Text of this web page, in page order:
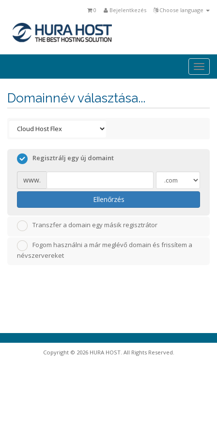
Choose language
Bejelentkezés
0
Domainnév választása...
Regisztrálj egy új domaint
www.
Ellenőrzés
Transzfer a domain egy másik regisztrátor
Fogom használni a már meglévő domain és frissítem a
névszervereket
Copyright © 2026 HURA HOST. All Rights Reserved.